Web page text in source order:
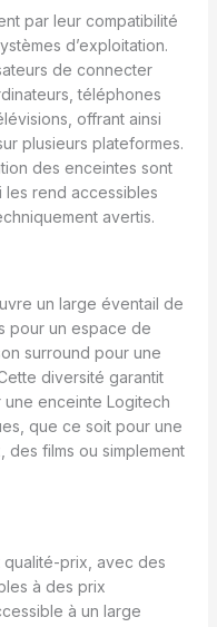
par leur compatibilité
d’exploitation.
de connecter
téléphones
offrant ainsi
plusieurs plateformes.
des enceintes sont
les rend accessibles
avertis.
un large éventail de
pour un espace de
surround pour une
diversité garantit
enceinte Logitech
que ce soit pour une
des films ou simplement
prix, avec des
à des prix
à un large